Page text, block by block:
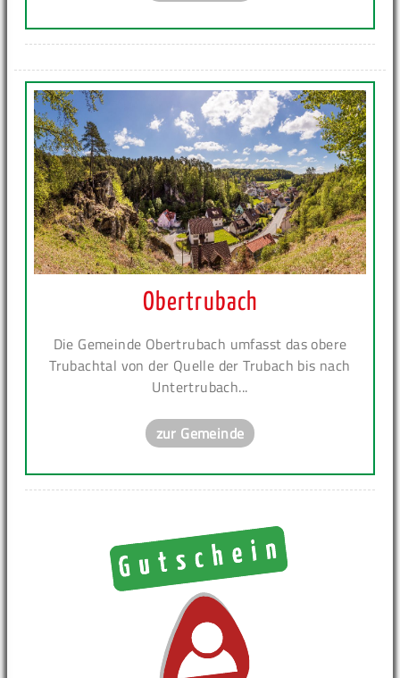
Obertrubach
Die Gemeinde Obertrubach umfasst das obere
Trubachtal von der Quelle der Trubach bis nach
Untertrubach...
zur Gemeinde